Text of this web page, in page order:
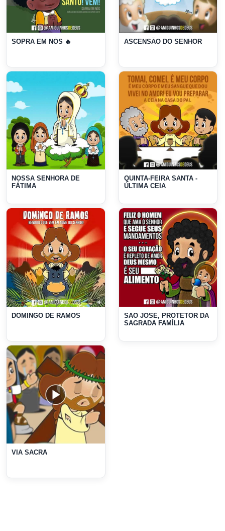
SOPRA EM NÓS 🔥 ASCENSÃO DO SENHOR
NOSSA SENHORA DE
FÁTIMA
QUINTA-FEIRA SANTA -
ÚLTIMA CEIA
DOMINGO DE RAMOS
SÃO JOSÉ, PROTETOR DA
SAGRADA FAMÍLIA
VIA SACRA